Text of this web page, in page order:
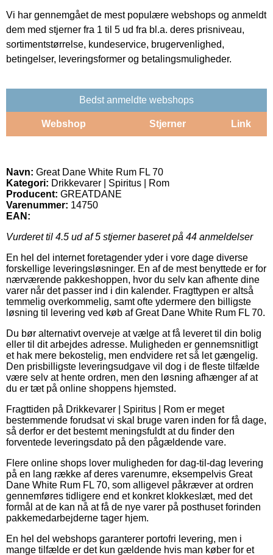
Vi har gennemgået de mest populære webshops og anmeldt
dem med stjerner fra 1 til 5 ud fra bl.a. deres prisniveau,
sortimentstørrelse, kundeservice, brugervenlighed,
betingelser, leveringsformer og betalingsmuligheder.
Bedst anmeldte webshops
Webshop Stjerner Link
Navn: Great Dane White Rum FL 70
Kategori: Drikkevarer | Spiritus | Rom
Producent: GREATDANE
Varenummer: 14750
EAN:
Vurderet til 4.5 ud af 5 stjerner baseret på 44 anmeldelser
En hel del internet foretagender yder i vore dage diverse
forskellige leveringsløsninger. En af de mest benyttede er for
nærværende pakkeshoppen, hvor du selv kan afhente dine
varer når det passer ind i din kalender. Fragttypen er altså
temmelig overkommelig, samt ofte ydermere den billigste
løsning til levering ved køb af Great Dane White Rum FL 70.
Du bør alternativt overveje at vælge at få leveret til din bolig
eller til dit arbejdes adresse. Muligheden er gennemsnitligt
et hak mere bekostelig, men endvidere ret så let gængelig.
Den prisbilligste leveringsudgave vil dog i de fleste tilfælde
være selv at hente ordren, men den løsning afhænger af at
du er tæt på online shoppens hjemsted.
Fragttiden på Drikkevarer | Spiritus | Rom er meget
bestemmende forudsat vi skal bruge varen inden for få dage,
så derfor er det bestemt meningsfuldt at du finder den
forventede leveringsdato på den pågældende vare.
Flere online shops lover muligheden for dag-til-dag levering
på en lang række af deres varenumre, eksempelvis Great
Dane White Rum FL 70, som alligevel påkræver at ordren
gennemføres tidligere end et konkret klokkeslæt, med det
formål at de kan nå at få de nye varer på posthuset forinden
pakkemedarbejderne tager hjem.
En hel del webshops garanterer portofri levering, men i
mange tilfælde er det kun gældende hvis man køber for et